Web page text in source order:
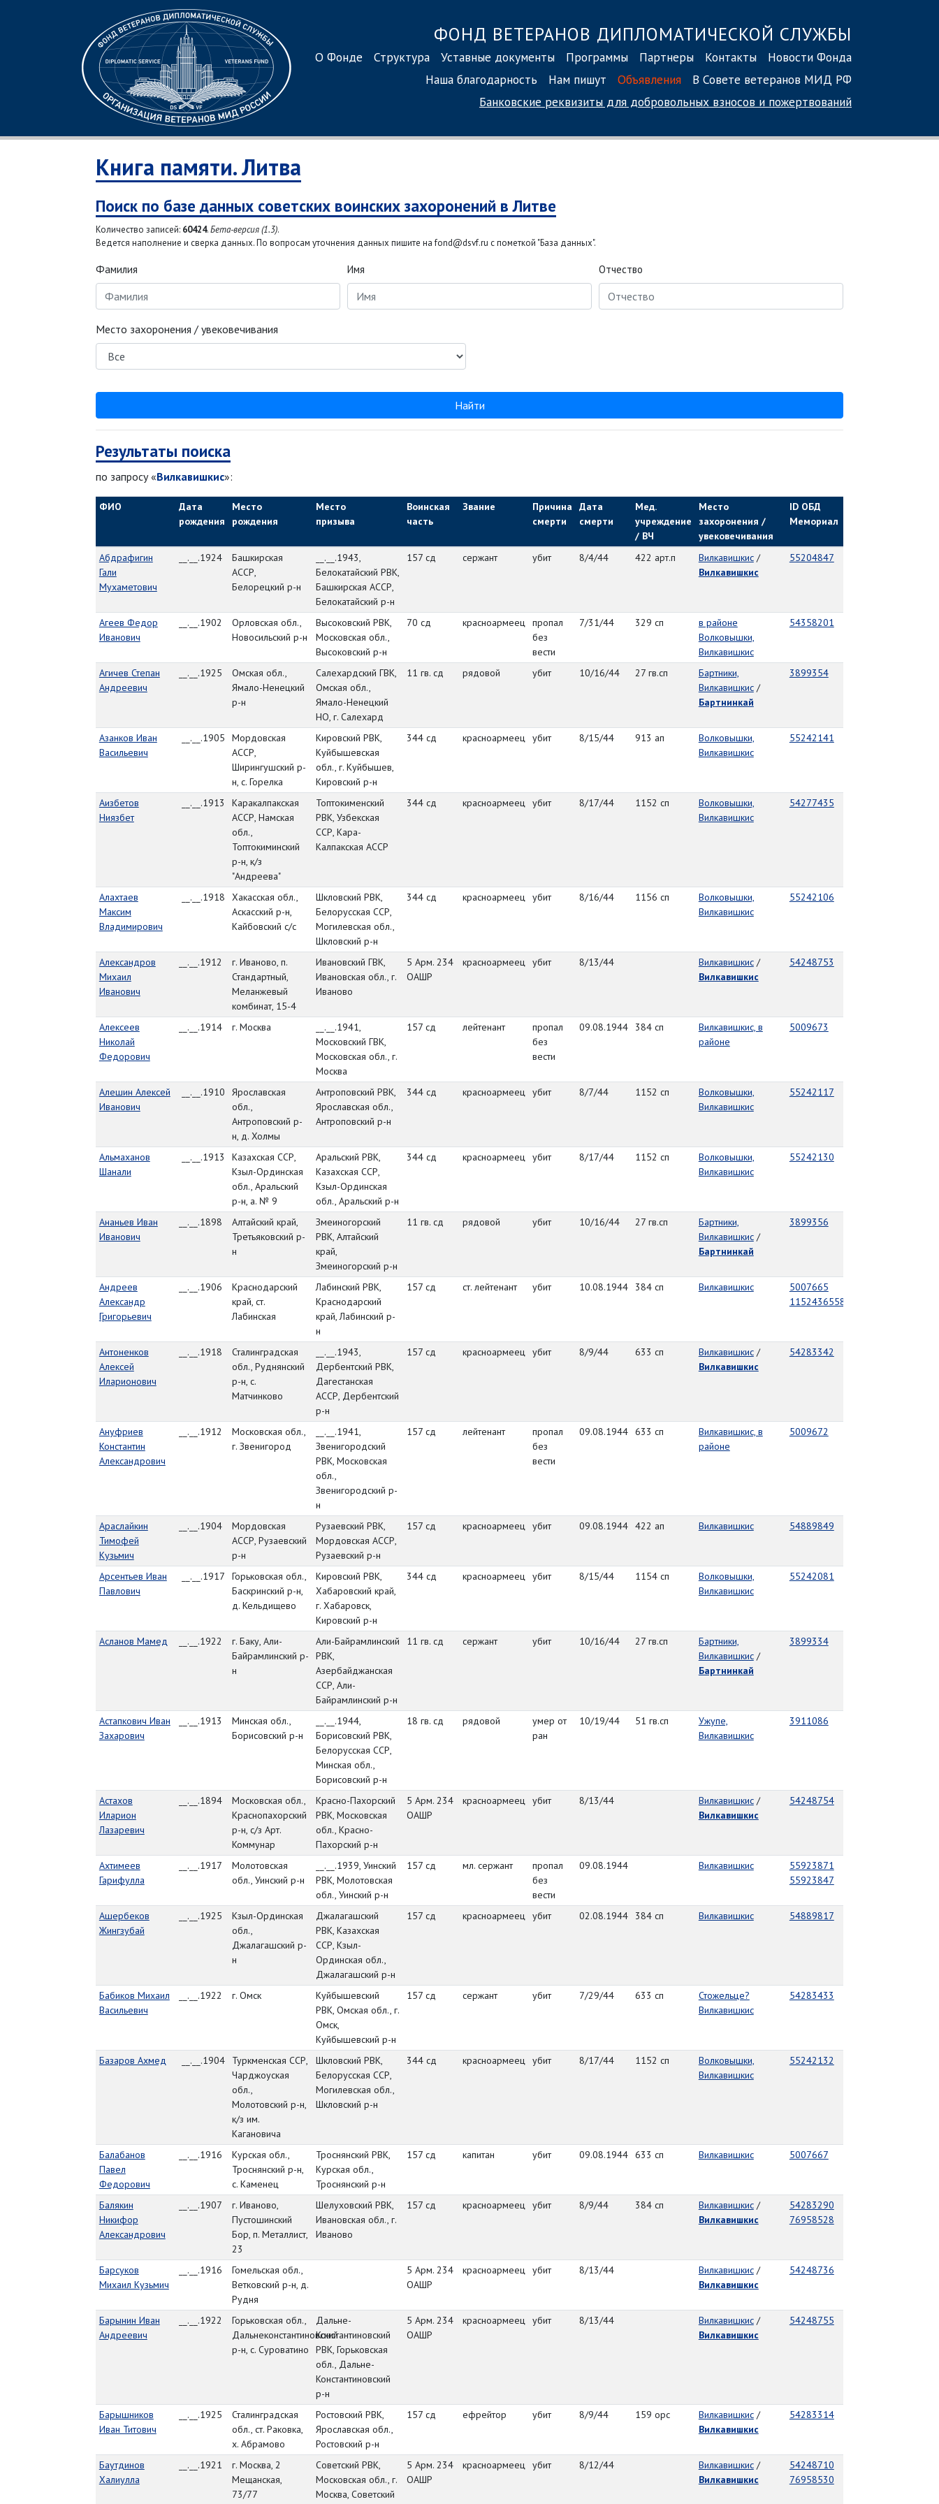
ФОНД ВЕТЕРАНОВ ДИПЛОМАТИЧЕСКОЙ СЛУЖБЫ
О Фонде Структура Уставные документы Программы Партнеры Контакты
Новости Фонда
Наша благодарность
Нам пишут Объявления
В Совете ветеранов МИД РФ
Банковские реквизиты для добровольных взносов и пожертвований
Книга памяти. Литва
Поиск по базе данных советских воинских захоронений в Литве
Количество записей: 60424.Бета-версия (1.3).
Ведется наполнение и сверка данных. По вопросам уточнения данных пишите на fond@dsvf.ru с пометкой "База данных".
Фамилия Имя Отчество
Место захоронения / увековечивания
Найти
Результаты поиска
по запросу «Вилкавишкис»:
ФИО
Дата
рождения
Место
рождения
Место
призыва
Воинская
часть
Звание
Причина
смерти
Дата
смерти
Мед.
учреждение
/ ВЧ
Место
захоронения /
увековечивания
ID ОБД
Мемориал
Абдрафигин
Гали
Мухаметович
__.__.1924
Башкирская
АССР,
Белорецкий р-н
__.__.1943,
Белокатайский РВК,
Башкирская АССР,
Белокатайский р-н
157 сд сержант убит 8/4/44 422 арт.п Вилкавишкис/
Вилкавишкис
55204847
Агеев Федор
Иванович
__.__.1902
Орловская обл.,
Новосильский р-н
Высоковский РВК,
Московская обл.,
Высоковский р-н
70 сд красноармеец пропал
без
вести
7/31/44 329 сп
в районе
Волковышки,
Вилкавишкис
54358201
Агичев Степан
Андреевич
__.__.1925
Омская обл.,
Ямало-Ненецкий
р-н
Салехардский ГВК,
Омская обл.,
Ямало-Ненецкий
НО, г. Салехард
11 гв. сд рядовой убит 10/16/44 27 гв.сп
Бартники,
Вилкавишкис/
Бартнинкай
3899354
Азанков Иван
Васильевич
__.__.1905
Мордовская
АССР,
Ширингушский р-
н, с. Горелка
Кировский РВК,
Куйбышевская
обл., г. Куйбышев,
Кировский р-н
344 сд красноармеец убит 8/15/44 913 ап
Волковышки,
Вилкавишкис
55242141
Аизбетов
Ниязбет
__.__.1913
Каракалпакская
АССР, Намская
обл.,
Топтокиминский
р-н, к/з
"Андреева"
Топтокименский
РВК, Узбекская
ССР, Кара-
Калпакская АССР
344 сд красноармеец убит 8/17/44 1152 сп
Волковышки,
Вилкавишкис
54277435
Алахтаев
Максим
Владимирович
__.__.1918
Хакасская обл.,
Аскасский р-н,
Кайбовский с/с
Шкловский РВК,
Белорусская ССР,
Могилевская обл.,
Шкловский р-н
344 сд красноармеец убит 8/16/44 1156 сп
Волковышки,
Вилкавишкис
55242106
Александров
Михаил
Иванович
__.__.1912
г. Иваново, п.
Стандартный,
Меланжевый
комбинат, 15-4
Ивановский ГВК,
Ивановская обл., г.
Иваново
5 Арм. 234
ОАШР
красноармеец убит 8/13/44 Вилкавишкис/
Вилкавишкис
54248753
Алексеев
Николай
Федорович
__.__.1914 г. Москва
__.__.1941,
Московский ГВК,
Московская обл., г.
Москва
157 сд лейтенант
пропал
без
вести
09.08.1944 384 сп
Вилкавишкис, в
районе
5009673
Алешин Алексей
Иванович
__.__.1910
Ярославская
обл.,
Антроповский р-
н, д. Холмы
Антроповский РВК,
Ярославская обл.,
Антроповский р-н
344 сд красноармеец убит 8/7/44 1152 сп
Волковышки,
Вилкавишкис
55242117
Альмаханов
Шанали
__.__.1913
Казахская ССР,
Кзыл-Ординская
обл., Аральский
р-н, а. № 9
Аральский РВК,
Казахская ССР,
Кзыл-Ординская
обл., Аральский р-н
344 сд красноармеец убит 8/17/44 1152 сп
Волковышки,
Вилкавишкис
55242130
Ананьев Иван
Иванович
__.__.1898
Алтайский край,
Третьяковский р-
н
Змеиногорский
РВК, Алтайский
край,
Змеиногорский р-н
11 гв. сд рядовой убит 10/16/44 27 гв.сп
Бартники,
Вилкавишкис/
Бартнинкай
3899356
Андреев
Александр
Григорьевич
__.__.1906
Краснодарский
край, ст.
Лабинская
Лабинский РВК,
Краснодарский
край, Лабинский р-
н
157 сд ст. лейтенант убит 10.08.1944 384 сп Вилкавишкис
5007665
1152436558
Антоненков
Алексей
Иларионович
__.__.1918
Сталинградская
обл., Руднянский
р-н, с.
Матчинково
__.__.1943,
Дербентский РВК,
Дагестанская
АССР, Дербентский
р-н
157 сд красноармеец убит 8/9/44 633 сп Вилкавишкис/
Вилкавишкис
54283342
Ануфриев
Константин
Александрович
__.__.1912
Московская обл.,
г. Звенигород
__.__.1941,
Звенигородский
РВК, Московская
обл.,
Звенигородский р-
н
157 сд лейтенант
пропал
без
вести
09.08.1944 633 сп
Вилкавишкис, в
районе
5009672
Араслайкин
Тимофей
Кузьмич
__.__.1904
Мордовская
АССР, Рузаевский
р-н
Рузаевский РВК,
Мордовская АССР,
Рузаевский р-н
157 сд красноармеец убит 09.08.1944 422 ап Вилкавишкис 54889849
Арсентьев Иван
Павлович
__.__.1917
Горьковская обл.,
Баскринский р-н,
д. Кельдищево
Кировский РВК,
Хабаровский край,
г. Хабаровск,
Кировский р-н
344 сд красноармеец убит 8/15/44 1154 сп
Волковышки,
Вилкавишкис
55242081
Асланов Мамед __.__.1922
г. Баку, Али-
Байрамлинский р-
н
Али-Байрамлинский
РВК,
Азербайджанская
ССР, Али-
Байрамлинский р-н
11 гв. сд сержант убит 10/16/44 27 гв.сп
Бартники,
Вилкавишкис/
Бартнинкай
3899334
Астапкович Иван
Захарович
__.__.1913
Минская обл.,
Борисовский р-н
__.__.1944,
Борисовский РВК,
Белорусская ССР,
Минская обл.,
Борисовский р-н
18 гв. сд рядовой
умер от
ран
10/19/44 51 гв.сп
Ужупе,
Вилкавишкис
3911086
Астахов
Иларион
Лазаревич
__.__.1894
Московская обл.,
Краснопахорский
р-н, с/з Арт.
Коммунар
Красно-Пахорский
РВК, Московская
обл., Красно-
Пахорский р-н
5 Арм. 234
ОАШР
красноармеец убит 8/13/44 Вилкавишкис/
Вилкавишкис
54248754
Ахтимеев
Гарифулла
__.__.1917
Молотовская
обл., Уинский р-н
__.__.1939, Уинский
РВК, Молотовская
обл., Уинский р-н
157 сд мл. сержант
пропал
без
вести
09.08.1944 Вилкавишкис
55923871
55923847
Ашербеков
Жингзубай
__.__.1925
Кзыл-Ординская
обл.,
Джалагашский р-
н
Джалагашский
РВК, Казахская
ССР, Кзыл-
Ординская обл.,
Джалагашский р-н
157 сд красноармеец убит 02.08.1944 384 сп Вилкавишкис 54889817
Бабиков Михаил
Васильевич
__.__.1922 г. Омск
Куйбышевский
РВК, Омская обл., г.
Омск,
Куйбышевский р-н
157 сд сержант убит 7/29/44 633 сп
Стожельце?
Вилкавишкис
54283433
Базаров Ахмед __.__.1904
Туркменская ССР,
Чарджоуская
обл.,
Молотовский р-н,
к/з им.
Кагановича
Шкловский РВК,
Белорусская ССР,
Могилевская обл.,
Шкловский р-н
344 сд красноармеец убит 8/17/44 1152 сп
Волковышки,
Вилкавишкис
55242132
Балабанов
Павел
Федорович
__.__.1916
Курская обл.,
Троснянский р-н,
с. Каменец
Троснянский РВК,
Курская обл.,
Троснянский р-н
157 сд капитан убит 09.08.1944 633 сп Вилкавишкис 5007667
Балякин
Никифор
Александрович
__.__.1907
г. Иваново,
Пустошинский
Бор, п. Металлист,
23
Шелуховский РВК,
Ивановская обл., г.
Иваново
157 сд красноармеец убит 8/9/44 384 сп Вилкавишкис/
Вилкавишкис
54283290
76958528
Барсуков
Михаил Кузьмич
__.__.1916
Гомельская обл.,
Ветковский р-н, д.
Рудня
5 Арм. 234
ОАШР
красноармеец убит 8/13/44 Вилкавишкис/
Вилкавишкис
54248736
Барынин Иван
Андреевич
__.__.1922
Горьковская обл.,
Дальнеконстантиновский
р-н, с. Суроватино
Дальне-
Константиновский
РВК, Горьковская
обл., Дальне-
Константиновский
р-н
5 Арм. 234
ОАШР
красноармеец убит 8/13/44 Вилкавишкис/
Вилкавишкис
54248755
Барышников
Иван Титович
__.__.1925
Сталинградская
обл., ст. Раковка,
х. Абрамово
Ростовский РВК,
Ярославская обл.,
Ростовский р-н
157 сд ефрейтор убит 8/9/44 159 орс Вилкавишкис/
Вилкавишкис
54283314
Баутдинов
Халиулла
__.__.1921
г. Москва, 2
Мещанская,
73/77
Советский РВК,
Московская обл., г.
Москва, Советский
5 Арм. 234
ОАШР
красноармеец убит 8/12/44 Вилкавишкис/
Вилкавишкис
54248710
76958530